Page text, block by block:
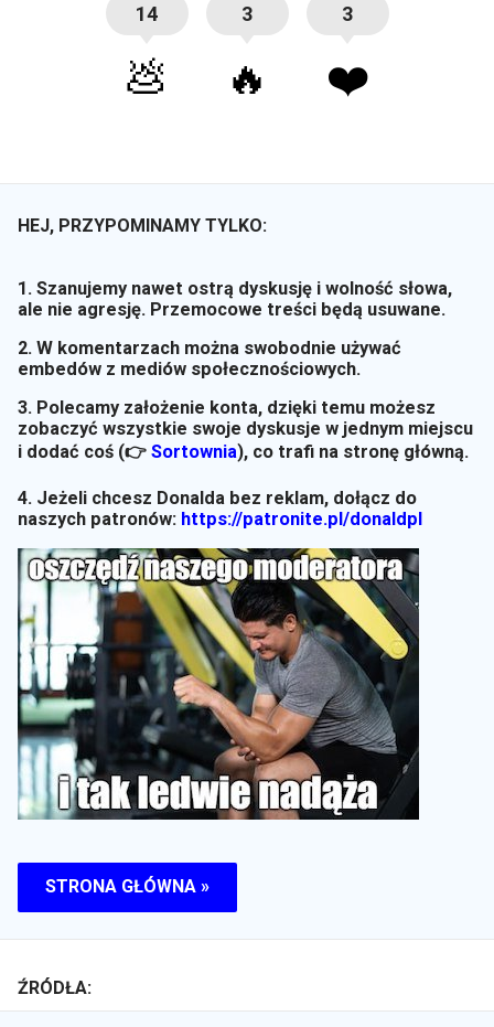
14
💩
3
🔥
3
❤️
HEJ, PRZYPOMINAMY TYLKO:
1. Szanujemy nawet ostrą dyskusję i wolność słowa,
ale nie agresję. Przemocowe treści będą usuwane.
2. W komentarzach można swobodnie używać
embedów z mediów społecznościowych.
3. Polecamy założenie konta, dzięki temu możesz
zobaczyć wszystkie swoje dyskusje w jednym miejscu
i dodać coś (👉 Sortownia), co trafi na stronę główną.
4. Jeżeli chcesz Donalda bez reklam, dołącz do
naszych patronów: https://patronite.pl/donaldpl
STRONA GŁÓWNA »
ŹRÓDŁA: